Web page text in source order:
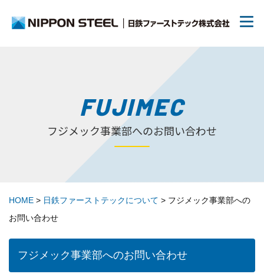
日鉄ファーストテックについて
リクルート
トピックス
お問い合わせ
FUJIMEC
フジメック事業部へのお問い合わせ
HOME > 日鉄ファーストテックについて > フジメック事業部への
お問い合わせ
フジメック事業部へのお問い合わせ